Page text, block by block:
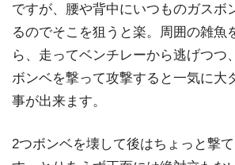
ですが、腰や背中にいつものガスボ
るのでそこを狙うと楽。周囲の雑魚
ら、走ってベンチレーから逃げつつ
ボンベを撃って攻撃すると一気に大
事が出来ます。
2つボンベを壊して後はちょっと撃